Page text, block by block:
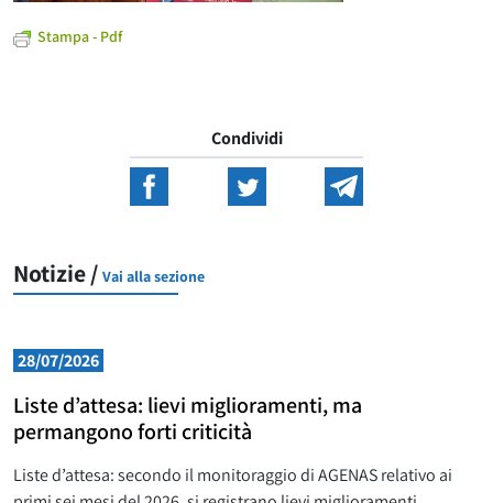
Stampa - Pdf
Condividi
Notizie / Vai alla sezione
28/07/2026
Liste d’attesa: lievi miglioramenti, ma
permangono forti criticità
Liste d’attesa: secondo il monitoraggio di AGENAS relativo ai